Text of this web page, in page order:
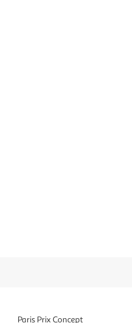
Paris Prix Concept